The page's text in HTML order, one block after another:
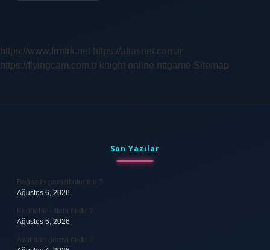
Alınır
https://www.frmtrk.net https://atlasnet.com.tr
https://flyingcam.com.tr knight online nttgame Sitemap
Son Yazılar
Boğazda parazit olur mu ?
Ağustos 6, 2026
Kubbet-ül-İslam nedir ?
Ağustos 5, 2026
Avarların görevi nedir ?